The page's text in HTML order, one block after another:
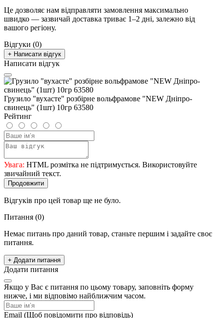
Це дозволяє нам відправляти замовлення максимально
швидко — зазвичай доставка триває 1–2 дні, залежно від
вашого регіону.
Відгуки (0)
+ Написати відгук
Написати відгук
Грузило "вухасте" розбірне вольфрамове "NEW Дніпро-
свинець" (1шт) 10гр 63580
Рейтинг
Увага: HTML розмітка не підтримується. Використовуйте
звичайний текст.
Продовжити
Відгуків про цей товар ще не було.
Питання (0)
Немає питань про даний товар, станьте першим і задайте своє
питання.
+ Додати питання
Додати питання
Якщо у Вас є питання по цьому товару, заповніть форму
нижче, і ми відповімо найближчим часом.
Email (Щоб повідомити про відповідь)